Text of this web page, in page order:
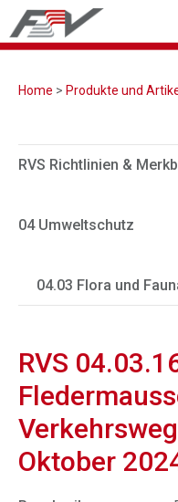
Home > Produkte und
RVS Richtlinien &
04 Umweltschutz
04.03 Flora und
RVS
Oktober